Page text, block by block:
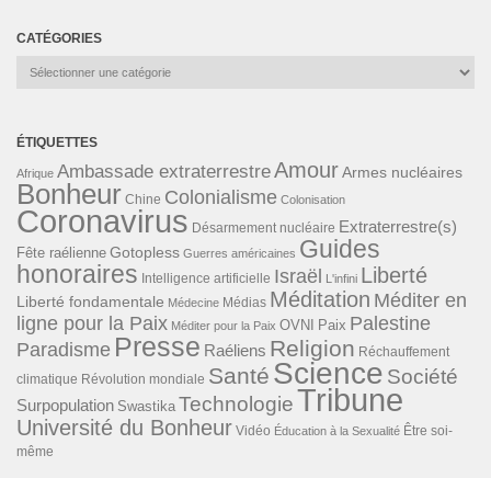
CATÉGORIES
Catégories
ÉTIQUETTES
Afrique Ambassade extraterrestreAmourArmes nucléaires
Bonheur Chine Colonialisme Colonisation
Coronavirus Désarmement nucléaire Extraterrestre(s)
Fête raélienne Gotopless Guerres américaines Guides
honoraires Intelligence artificielle Israël L'infini Liberté
Liberté fondamentale Médecine Médias Méditation Méditer en
ligne pour la Paix Méditer pour la Paix OVNI Paix Palestine
Paradisme Presse Raéliens Religion Réchauffement
climatique Révolution mondiale Santé Science Société
Surpopulation Swastika TechnologieTribune
Université du Bonheur Vidéo Éducation à la Sexualité Être soi-
même